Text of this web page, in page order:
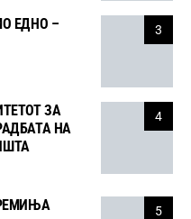
3
ЕДНО –
4
ЗА
НА
5